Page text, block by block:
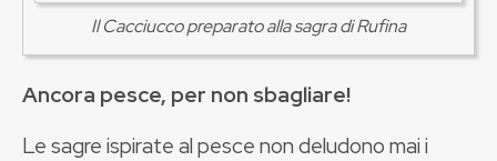
Il Cacciucco preparato alla sagra di Rufina
Ancora pesce, per non sbagliare!
Le sagre ispirate al pesce non deludono mai i